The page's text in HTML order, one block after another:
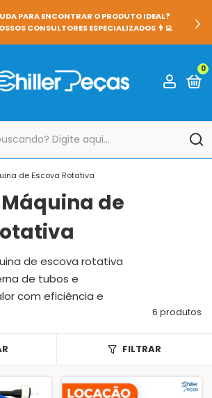
PARA ENCONTRAR O PRODUTO IDEAL?
CONSULTORES ESPECIALIZADOS 👨‍💻
0
de Escova Rotativa
de
de escova rotativa
de tubos e
com eficiência e
6 produtos
FILTRAR